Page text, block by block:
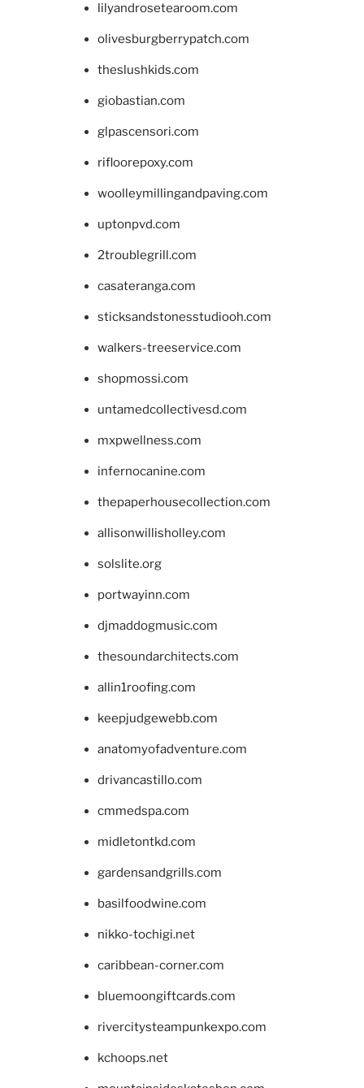
lilyandrosetearoom.com
olivesburgberrypatch.com
theslushkids.com
giobastian.com
glpascensori.com
rifloorepoxy.com
woolleymillingandpaving.com
uptonpvd.com
2troublegrill.com
casateranga.com
sticksandstonesstudiooh.com
walkers-treeservice.com
shopmossi.com
untamedcollectivesd.com
mxpwellness.com
infernocanine.com
thepaperhousecollection.com
allisonwillisholley.com
solslite.org
portwayinn.com
djmaddogmusic.com
thesoundarchitects.com
allin1roofing.com
keepjudgewebb.com
anatomyofadventure.com
drivancastillo.com
cmmedspa.com
midletontkd.com
gardensandgrills.com
basilfoodwine.com
nikko-tochigi.net
caribbean-corner.com
bluemoongiftcards.com
rivercitysteampunkexpo.com
kchoops.net